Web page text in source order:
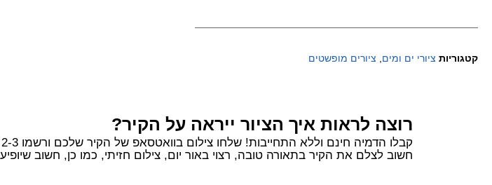
קטגוריות ציורי ים ומים, ציורים מופשטים
רוצה לראות איך הציור ייראה על הקיר?
קבלו הדמיה חינם וללא התחייבות! שלחו צילום בוואטסאפ של הקיר שלכם ורשמו 2-3 שמות של ציורים שאהבתם, אנחנו נדאג לכל השאר.
חשוב לצלם את הקיר בתאורה טובה, רצוי באור יום, צילום חזיתי, כמו כן, חשוב